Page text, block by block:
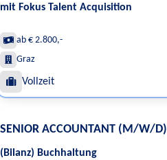
mit Fokus Talent Acquisition
ab € 2.800,-
Graz
Vollzeit
SENIOR ACCOUNTANT (M/W/D)
(Bilanz) Buchhaltung